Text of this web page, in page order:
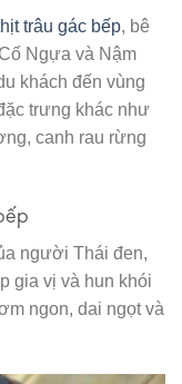
trâu gác bếp, bê
Ngựa và Nậm
khách đến vùng
trưng khác như
canh rau rừng
người Thái đen,
gia vị và hun khói
ngon, dai ngọt và